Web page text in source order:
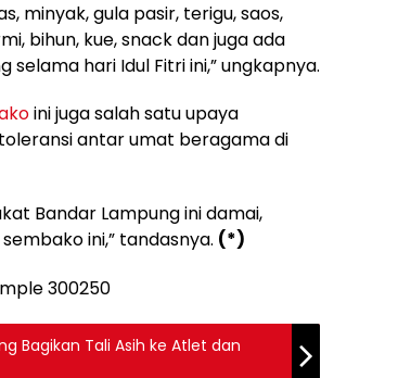
minyak, gula pasir, terigu, saos,
bihun, kue, snack dan juga ada
hari Idul Fitri ini,” ungkapnya.
ini juga salah satu upaya
antar umat beragama di
Bandar Lampung ini damai,
ini,” tandasnya. (*)
Bagikan Tali Asih ke Atlet dan